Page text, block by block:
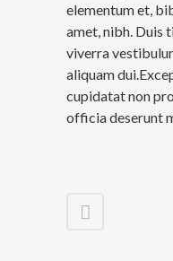
elementum et,
amet, nibh. Duis
viverra
aliquam
cupidatat non
officia deserunt